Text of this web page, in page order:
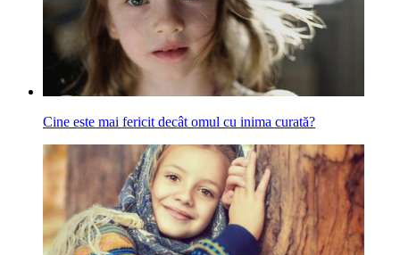
Cine este mai fericit decât omul cu inima curată?